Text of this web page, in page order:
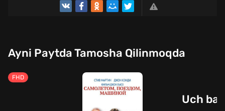
Ayni Paytda Tamosha Qilinmoqda
FHD
Uch